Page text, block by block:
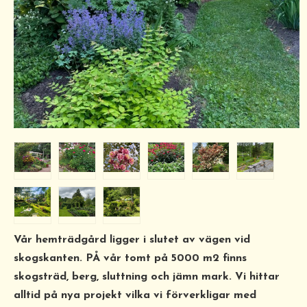
Vår hemträdgård ligger i slutet av vägen vid
skogskanten. PÅ vår tomt på 5000 m2 finns
skogsträd, berg, sluttning och jämn mark. Vi hittar
alltid på nya projekt vilka vi förverkligar med